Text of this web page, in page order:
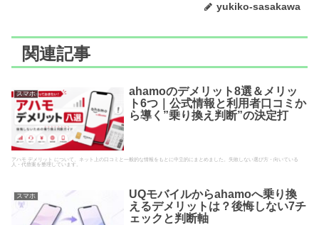
yukiko-sasakawa
関連記事
スマホ
ahamoのデメリット8選＆メリッ
ト6つ｜公式情報と利用者口コミか
ら導く”乗り換え判断”の決定打
アハモ デメリット について、ネット上の口コミと一般的な情報をもとに中立的にまとめました。失敗しない選び方・向いている
人・代替案を整理しています。
スマホ
UQモバイルからahamoへ乗り換
えるデメリットは？後悔しない7チ
ェックと判断軸